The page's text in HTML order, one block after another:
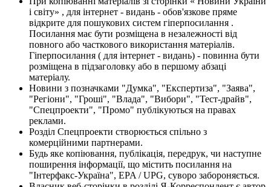
і світу» , для інтернет - видань - обов'язкове пряме
відкрите для пошукових систем гіперпосилання .
Посилання має бути розміщена в незалежності від
повного або часткового використання матеріалів.
Гіперпосилання ( для інтернет - видань) - повинна бути
розміщена в підзаголовку або в першому абзаці
матеріалу.
Новини з позначками "Думка", "Експертиза", "Заява",
"Регіони", "Гроші", "Влада", "Вибори", "Тест-драйв",
"Спецпроекти", "Промо" публікуються на правах
реклами.
Розділ Спецпроекти створюється спільно з
комерційними партнерами.
Будь яке копіювання, публікація, передрук, чи наступне
поширення інформації, що містить посилання на
"Інтерфакс-Україна", EPA / UPG, суворо забороняється.